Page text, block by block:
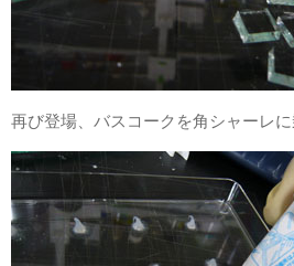
再び登場、バスコークを角シャーレに